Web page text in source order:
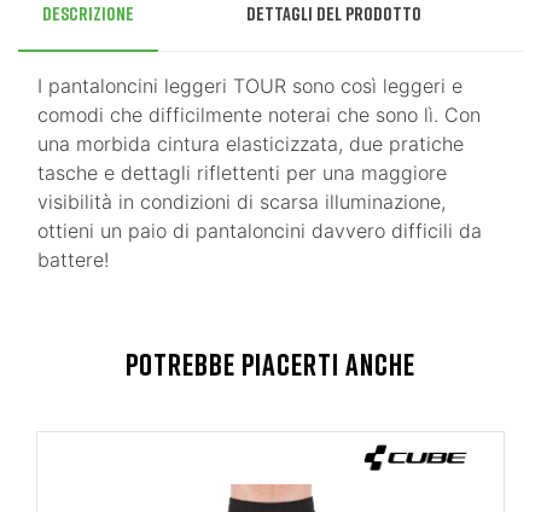
Descrizione Dettagli del prodotto
I pantaloncini leggeri TOUR sono così leggeri e
comodi che difficilmente noterai che sono lì. Con
una morbida cintura elasticizzata, due pratiche
tasche e dettagli riflettenti per una maggiore
visibilità in condizioni di scarsa illuminazione,
ottieni un paio di pantaloncini davvero difficili da
battere!
POTREBBE PIACERTI ANCHE